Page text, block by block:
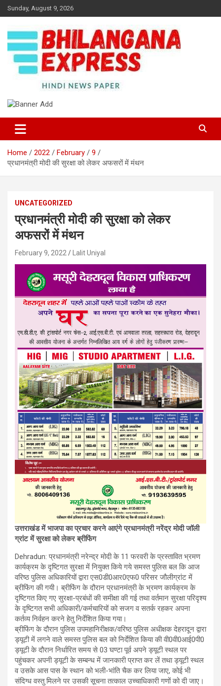
Skip
to
Sunday, August 9, 2026
Bhilangana Express
Home 2022 February
9
प्रधानमंत्री मोदी की सुरक्षा को लेकर अफसरों में मंथन
UNCATEGORIZED
प्रधानमंत्री मोदी की सुरक्षा को लेकर
अफसरों में मंथन
February 9, 2022 Lalit Uniyal
उत्तराखंड में भाजपा का प्रचार करने आएंगे प्रधानमंत्री नरेंद्र मोदी जॉली
ग्रांट में सुरक्षा को लेकर ब्रीफिंग
Dehradun: प्रधानमंत्री नरेन्द्र मोदी के 11 फरवरी के प्रस्तावित भ्रमण
कार्यक्रम के दृष्टिगत सुरक्षा में नियुक्त किये गये समस्त पुलिस बल कि आज
वरिष्ठ पुलिस अधिकारियों द्वारा एस0डी0आर0एफ0 परिसर जौलीग्रांट में
ब्रीफिंग की गयी। ब्रीफिंग के दौरान प्रधानमंत्री के भ्रमण कार्यक्रम के
दृष्टिगत किए गए सुरक्षा-प्रबंधों की समीक्षा की गई तथा वर्तमान सुरक्षा परिदृश्य
के दृष्टिगत सभी अधिकारी/कर्मचारियों को सजग व सतर्क रहकर अपना
कर्तव्य निर्वहन करने हेतु निर्देशित किया गया।
ब्रीफिंग के दौरान पुलिस उपमहानिरीक्षक/वरिष्ठ पुलिस अधीक्षक देहरादून द्वारा
ड्यूटी में लगने वाले समस्त पुलिस बल को निर्देशित किया की वी0वी0आई0पी0
ड्यूटी के दौरान निर्धारित समय से 03 घण्टा पूर्व अपने ड्यूटी स्थल पर
पहुंचकर अपनी ड्यूटी के सम्बन्ध में जानकारी प्राप्त कर लें तथा ड्यूटी स्थल
व उसके आस पास के स्थान को भली-भांति चैक कर लिया जाए, कोई भी
संदिग्ध वस्तु मिलने पर उसकी सूचना तत्काल उच्चाधिकारी गणों को दी जाए।